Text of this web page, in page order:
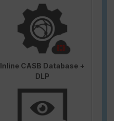
Inline CASB Database +
DLP